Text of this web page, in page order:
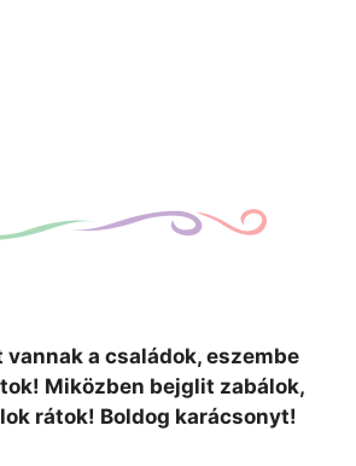
a családok, eszembe
Miközben bejglit zabálok,
rátok! Boldog karácsonyt!